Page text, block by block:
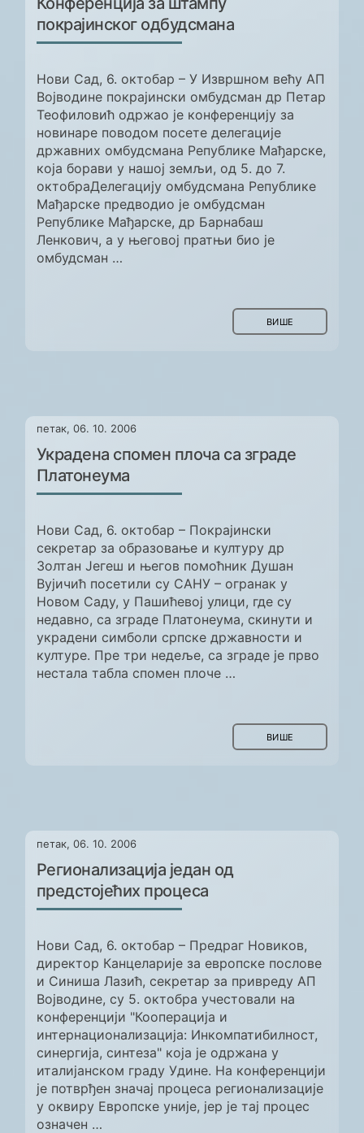
покрајинског одбудсмана
Нови Сад, 6. октобар – У Извршном већу АП
Војводине покрајински омбудсман др Петар
Теофиловић одржао је конференцију за
новинаре поводом посете делегације
државних омбудсмана Републике Мађарске,
која борави у нашој земљи, од 5. до 7.
октобраДелегацију омбудсмана Републике
Мађарске предводио је омбудсман
Републике Мађарске, др Барнабаш
Ленкович, а у његовој пратњи био је
омбудсман …
ВИШЕ
петак, 06. 10. 2006
Украдена спомен плоча са зграде
Платонеума
Нови Сад, 6. октобар – Покрајински
секретар за образовање и културу др
Золтан Јегеш и његов помоћник Душан
Вујичић посетили су САНУ – огранак у
Новом Саду, у Пашићевој улици, где су
недавно, са зграде Платонеума, скинути и
украдени симболи српске државности и
културе. Пре три недеље, са зграде је прво
нестала табла спомен плоче …
ВИШЕ
петак, 06. 10. 2006
Регионализација један од
предстојећих процеса
Нови Сад, 6. октобар – Предраг Новиков,
директор Канцеларије за европске послове
и Синиша Лазић, секретар за привреду АП
Војводине, су 5. октобра учестовали на
конференцији "Кооперација и
интернационализација: Инкомпатибилност,
синергија, синтеза" која је одржана у
италијанском граду Удине. На конференцији
је потврђен значај процеса регионализације
у оквиру Европске уније, јер је тај процес
означен …